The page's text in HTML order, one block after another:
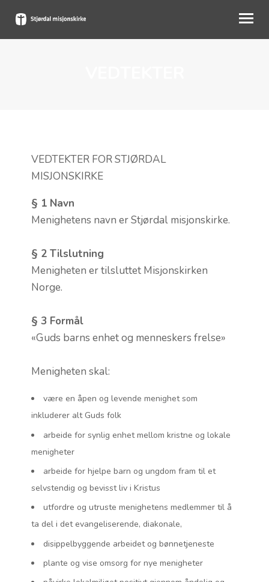
BLI GIVER
MIN SIDE
VEDTEKTER FOR STJØRDAL
MISJONSKIRKE
§ 1 Navn
Menighetens navn er Stjørdal misjonskirke.
§ 2 Tilslutning
Menigheten er tilsluttet Misjonskirken
Norge.
§ 3 Formål
«Guds barns enhet og menneskers frelse»
Menigheten skal:
være en åpen og levende menighet som
inkluderer alt Guds folk
arbeide for synlig enhet mellom kristne og lokale
menigheter
arbeide for hjelpe barn og ungdom fram til et
selvstendig og bevisst liv i Kristus
utfordre og utruste menighetens medlemmer til å
ta del i det evangeliserende, diakonale,
disippelbyggende arbeidet og bønnetjeneste
plante og vise omsorg for nye menigheter